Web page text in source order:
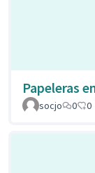
Papeleras
socjo
0 0